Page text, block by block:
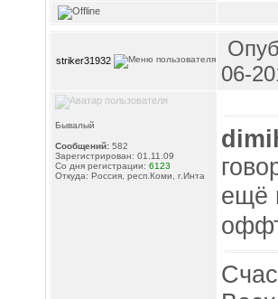
striker31932
06-
Бывалый
Сообщений: 582
Зарегистрирован: 01.11.09
Со дня регистрации: 6123
Откуда: Россия, респ.Коми, г.Инта
ещё